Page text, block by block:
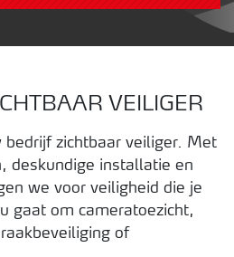
VEILIGER
bedrijf zichtbaar veiliger. Met
deskundige installatie en
we voor veiligheid die je
gaat om cameratoezicht,
of